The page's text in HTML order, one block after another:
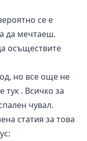
се е
да мечтаеш.
осъществите
но все още не
тук . Всичко за
чувал.
статия за това